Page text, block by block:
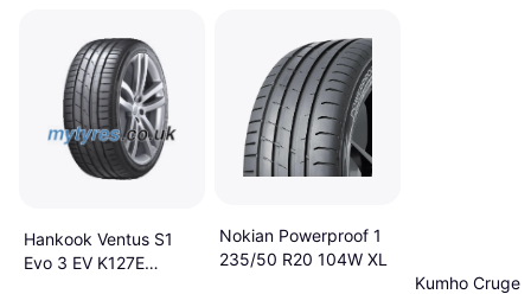
Hankook Ventus S1
Evo 3 EV K127E
Nokian Powerproof 1
235/50 R20 104W XL
Kumho